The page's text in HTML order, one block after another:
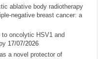
ablative body radiotherapy
negative breast cancer: a
oncolytic HSV1 and
17/07/2026
a novel protector of